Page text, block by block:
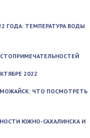
ГОДА: ТЕМПЕРАТУРА ВОДЫ
2022
ЧТО ПОСМОТРЕТЬ
ЮЖНО-САХАЛИНСКА И